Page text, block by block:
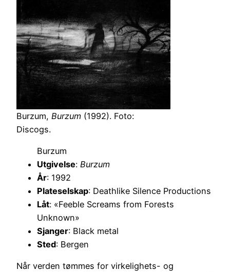
Burzum, Burzum (1992). Foto:
Discogs.
Burzum
Utgivelse: Burzum
År: 1992
Plateselskap: Deathlike Silence Productions
Låt: «Feeble Screams from Forests
Unknown»
Sjanger: Black metal
Sted: Bergen
Når verden tømmes for virkelighets- og